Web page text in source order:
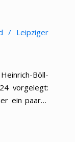
/ Leipziger
Böll-
vorgelegt:
ein paar…